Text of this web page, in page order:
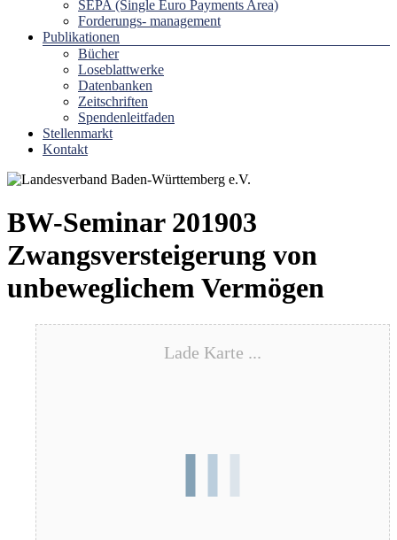
SEPA (Single Euro Payments Area)
Forderungs- management
Publikationen
Bücher
Loseblattwerke
Datenbanken
Zeitschriften
Spendenleitfaden
Stellenmarkt
Kontakt
BW-Seminar 201903
Zwangsversteigerung von
unbeweglichem Vermögen
Lade Karte ...